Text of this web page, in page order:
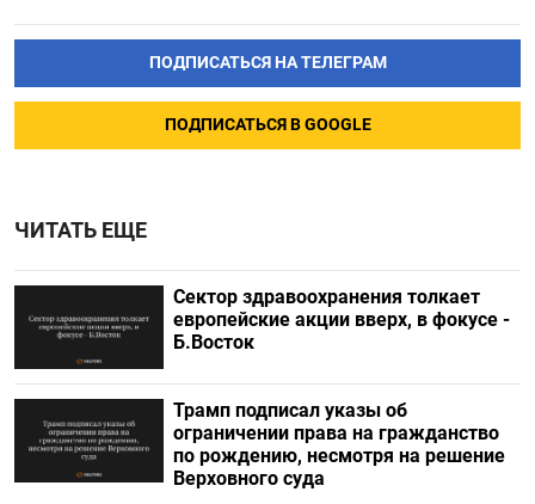
ПОДПИСАТЬСЯ НА ТЕЛЕГРАМ
ПОДПИСАТЬСЯ В GOOGLE
ЧИТАТЬ ЕЩЕ
Сектор здравоохранения толкает
европейские акции вверх, в фокусе -
Б.Восток
Трамп подписал указы об
ограничении права на гражданство
по рождению, несмотря на решение
Верховного суда